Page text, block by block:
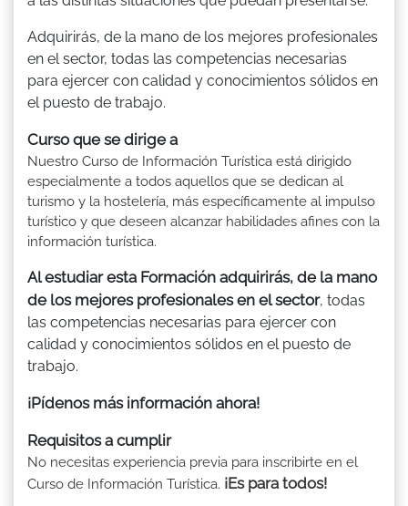
Adquirirás, de la mano de los mejores profesionales
en el sector, todas las competencias necesarias
para ejercer con calidad y conocimientos sólidos en
el puesto de trabajo.
Curso que se dirige a
Nuestro Curso de Información Turística está dirigido
especialmente a todos aquellos que se dedican al
turismo y la hostelería, más específicamente al impulso
turístico y que deseen alcanzar habilidades afines con la
información turística.
Al estudiar esta Formación adquirirás, de la mano
de los mejores profesionales en el sector, todas
las competencias necesarias para ejercer con
calidad y conocimientos sólidos en el puesto de
trabajo.
¡Pídenos más información ahora!
Requisitos a cumplir
No necesitas experiencia previa para inscribirte en el
Curso de Información Turística. ¡Es para todos!